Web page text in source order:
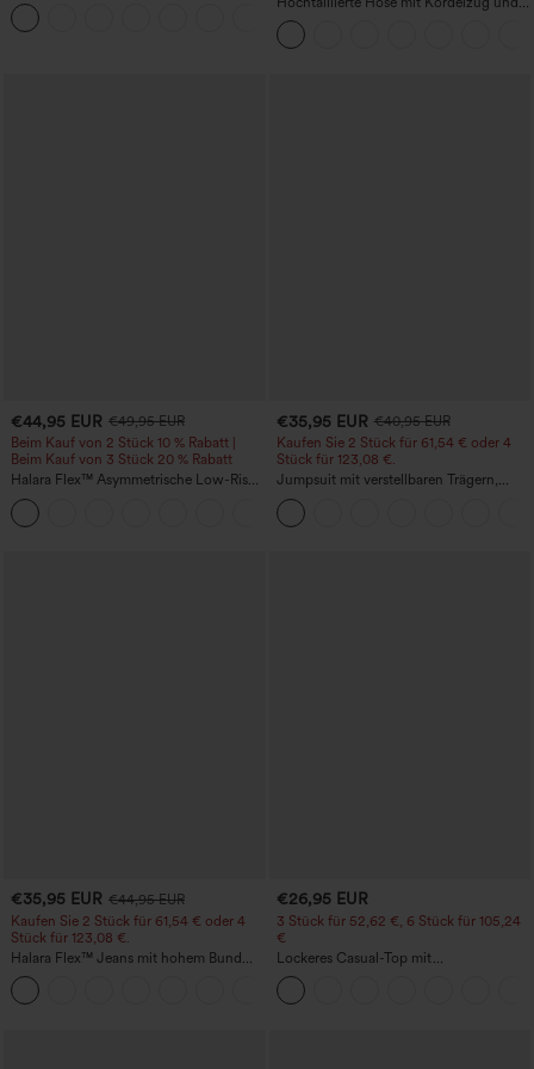
Taschen, weitem Bein, lässig und locker
in Leinenoptik
€44,95 EUR €49,95 EUR
Beim Kauf von 2 Stück 10 % Rabatt |
Beim Kauf von 3 Stück 20 % Rabatt
Halara Flex™ Asymmetrische Low-Rise-
Jeans mit Reißverschlusstaschen,
Baggy-Stil, weitem Bein, gewaschen,
lässig
€35,95 EUR €40,95 EUR
Kaufen Sie 2 Stück für 61,54 € oder 4
Stück für 123,08 €.
Jumpsuit mit verstellbaren Trägern,
gerafftem Detail, weitem Bein und
meliertem Stoff, lässig, mit Taschen -
Easy Peezy
€35,95 EUR €44,95 EUR
Kaufen Sie 2 Stück für 61,54 € oder 4
Stück für 123,08 €.
Halara Flex™ Jeans mit hohem Bund
und Taschen, gewaschener, lässiger
Bootcut
€26,95 EUR
3 Stück für 52,62 €, 6 Stück für 105,24
€
Lockeres Casual-Top mit
Rundhalsausschnitt und
Fledermausärmeln